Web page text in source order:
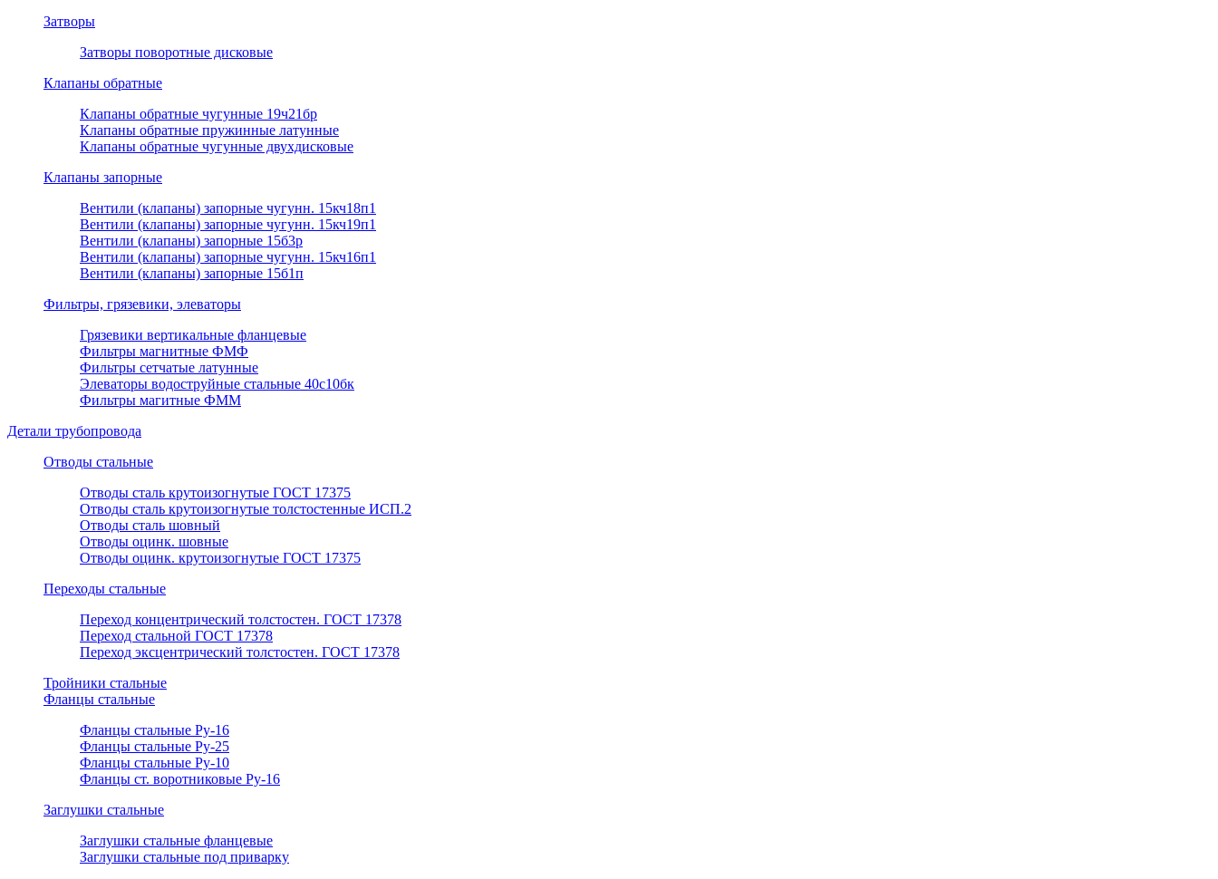
Затворы
Затворы поворотные дисковые
Клапаны обратные
Клапаны обратные чугунные 19ч21бр
Клапаны обратные пружинные латунные
Клапаны обратные чугунные двухдисковые
Клапаны запорные
Вентили (клапаны) запорные чугунн. 15кч18п1
Вентили (клапаны) запорные чугунн. 15кч19п1
Вентили (клапаны) запорные 15б3р
Вентили (клапаны) запорные чугунн. 15кч16п1
Вентили (клапаны) запорные 15б1п
Фильтры, грязевики, элеваторы
Грязевики вертикальные фланцевые
Фильтры магнитные ФМФ
Фильтры сетчатые латунные
Элеваторы водоструйные стальные 40с10бк
Фильтры магитные ФММ
Детали трубопровода
Отводы стальные
Отводы сталь крутоизогнутые ГОСТ 17375
Отводы сталь крутоизогнутые толстостенные ИСП.2
Отводы сталь шовный
Отводы оцинк. шовные
Отводы оцинк. крутоизогнутые ГОСТ 17375
Переходы стальные
Переход концентрический толстостен. ГОСТ 17378
Переход стальной ГОСТ 17378
Переход эксцентрический толстостен. ГОСТ 17378
Тройники стальные
Фланцы стальные
Фланцы стальные Ру-16
Фланцы стальные Ру-25
Фланцы стальные Ру-10
Фланцы ст. воротниковые Ру-16
Заглушки стальные
Заглушки стальные фланцевые
Заглушки стальные под приварку